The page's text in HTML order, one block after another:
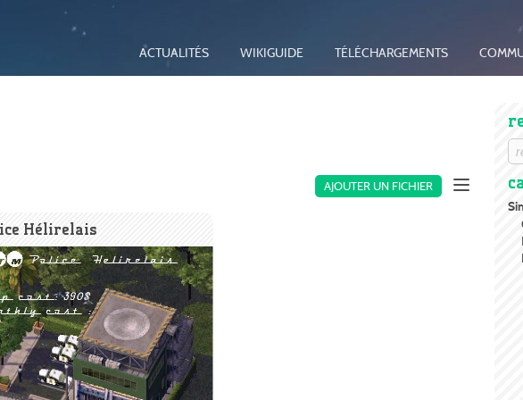
ACTUALITÉS WIKIGUIDE TÉLÉCHARGEMENTS
AJOUTER UN FICHIER
Hélirelais